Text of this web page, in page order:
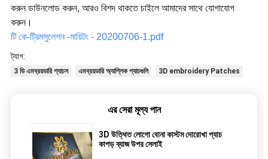
করুন ডাউনলোড করুন, আরও বিশদ থাকতে চাইলে আমাদের সাথে যোগাযোগ
করুন।
টি কে-ট্রিমসুলেশন -মায়িটং - 20200706-1.pdf
ট্যাগ:
3 ডি এমব্রয়ডারি প্যাচস এমব্রয়ডারি অ্যাপ্লিক প্যাচগুলি 3D embroidery Patches
এর সেরা মূল্য পান
3D উত্থিত লোগো বোনা কাস্টম দোরোখা প্যাচ
কাপড় ব্যাজ উপর সেলাই